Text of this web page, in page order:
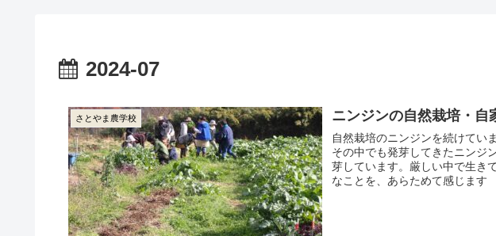
2024-07
さとやま農学校 ニンジンの自然栽培・自
自然栽培のニンジンを続けてい
その中でも発芽してきたニンジ
芽しています。厳しい中で生き
なことを、あらためて感じます